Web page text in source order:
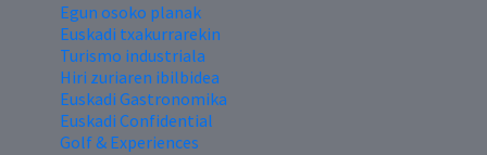
Egun osoko planak
Euskadi txakurrarekin
Turismo industriala
Hiri zuriaren ibilbidea
Euskadi Gastronomika
Euskadi Confidential
Golf & Experiences